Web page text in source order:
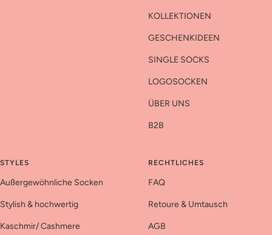
KOLLEKTIONEN
GESCHENKIDEEN
SINGLE SOCKS
LOGOSOCKEN
ÜBER UNS
B2B
STYLES
Außergewöhnliche Socken
Stylish & hochwertig
Kaschmir/ Cashmere
RECHTLICHES
FAQ
Retoure & Umtausch
AGB